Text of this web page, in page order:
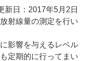
新日：2017年5月2日
射線量の測定を行い
影響を与えるレベル
定期的に行ってまい